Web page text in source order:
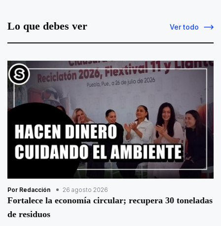
Lo que debes ver Ver todo
Por Redacción 26 agosto 2026
Fortalece la economía circular; recupera 30 toneladas
de residuos